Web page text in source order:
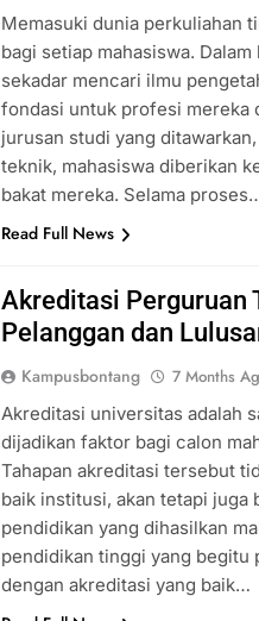
Memasuki dunia perkuliahan
bagi setiap mahasiswa.
sekadar mencari ilmu
fondasi untuk profesi mereka
jurusan studi yang
teknik, mahasiswa diberikan
bakat mereka. Selama
Read Full News
Akreditasi Perguruan
Pelanggan dan
Kampusbontang 7 Months
Akreditasi universitas adalah
dijadikan faktor bagi calon
Tahapan akreditasi tersebut
baik institusi, akan tetapi juga
pendidikan yang dihasilkan
pendidikan tinggi yang
dengan akreditasi yang baik…